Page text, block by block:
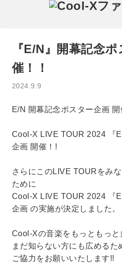
『E/N』開幕記念
催！！
2024.9.9
E/N 開幕記念ポスター企画 開
Cool-X LIVE TOUR 2024 『
企画 開催！!
さらにこのLIVE TOURをみ
ために
Cool-X LIVE TOUR 2024 『
企画 の実施が決定しました。
Cool-Xの音楽をもっともっと
まだ知らない方にも広める
ご協力をお願いいたします!!